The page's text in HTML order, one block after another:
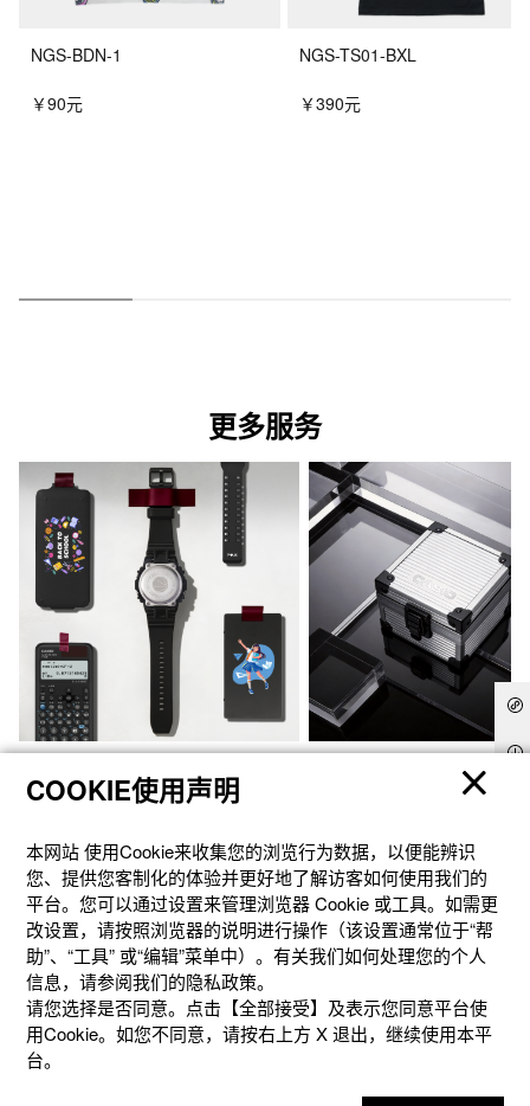
NGS-BDN-1
￥90元
NGS-TS01-BXL
￥390元
更多服务
产品
COOKIE使用声明
本网站 使⽤Cookie来收集您的浏览⾏为数据，以便能辨识
您、提供您客制化的体验并更好地了解访客如何使⽤我们的
平台。您可以通过设置来管理浏览器 Cookie 或⼯具。如需更
改设置，请按照浏览器的说明进⾏操作（该设置通常位于“帮
助”、“⼯具” 或“编辑”菜单中）。有关我们如何处理您的个⼈
信息，请参阅我们的隐私政策。
请您选择是否同意。点击【全部接受】及表示您同意平台使
用Cookie。如您不同意，请按右上⽅ X 退出，继续使⽤本平
台。